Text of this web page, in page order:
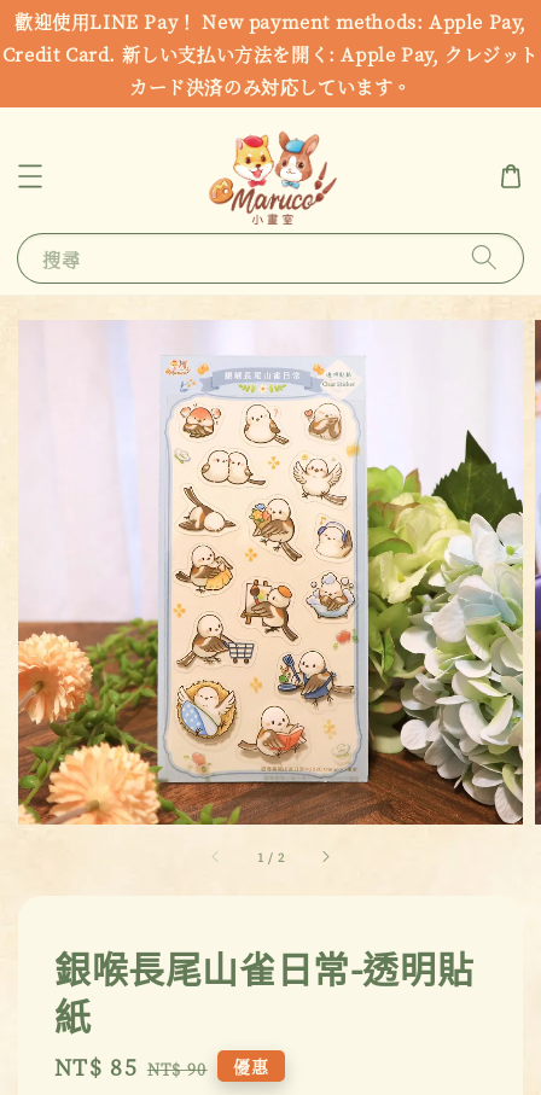
歡迎使用LINE Pay！ New payment methods: Apple Pay,
Credit Card. 新しい支払い方法を開く: Apple Pay, クレジット
カード決済のみ対応しています。
搜尋
1 / 2
銀喉長尾山雀日常-透明貼
紙
Sale
NT$ 85 Regular
NT$ 90 優惠